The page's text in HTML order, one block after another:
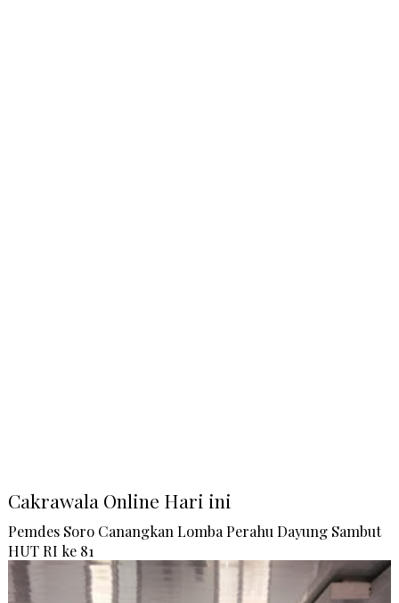
Cakrawala Online Hari ini
Pemdes Soro Canangkan Lomba Perahu Dayung Sambut
HUT RI ke 81